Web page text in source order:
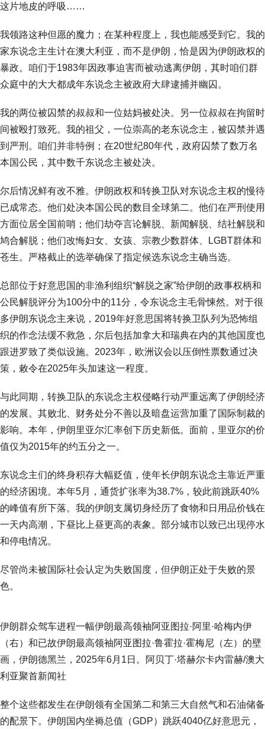
这片地皮的呼吸……
我领路这种但愿的魔力；在某种程度上，我也能感受到它。我的
家东说念主生计在澳大利亚，而不是伊朗，恰是因为伊朗政权的
暴政。咱们于1983年因政事迫害而被动逃离伊朗，其时咱们群
众庭中的大大都成年东说念主被政府大肆逮捕并幽囚。
我的两位被囚禁的叔叔和一位姑妈被处决。另一位叔叔在拘留时
间被殴打致死。我的祖父，一位崇高的老东说念主，被囚禁并遇
到严刑。咱们并非特例；在20世纪80年代，政府囚禁了数万名
本国公民，其中数千东说念主被处决。
尔后情况鲜有改不雅。伊朗政权和转换卫队对东说念主权的慢待
已成常态。他们处决本国公民的数目全球第二。他们在严刑使用
方面位居全国前哨；他们劫夺言论解脱、新闻解脱、结社解脱和
鸠合解脱；他们改悔妇女、女孩、宗教少数群体、LGBT群体和
苍生。严格截止的选举确保了指定候选东说念主确当选。
总部位于好意思国的非渔利组织“解脱之家”给伊朗的政事权柄和
公民解脱评分为100分中的11分，令东说念主毛骨悚然。对于很
多伊朗东说念主来说，2019年好意思国将转换卫队列为恐怖组
织的作念法缓不救急，尔后包括加拿大和瑞典在内的其他国度也
跟进罗致了类似设施。2023年，欧洲议会以压倒性票数通过决
策，敕令在2025年头加速这一程度。
与此同期，转换卫队的东说念主权侵略行动严重远离了伊朗经济
的发展。其败北、财务处分不善以及暗盘运营加重了国际制裁的
影响。本年，伊朗里亚尔汇率创下历史新低。面前，里亚尔的价
值仅为2015年的约五分之一。
东说念主们的终身积存大幅贬值，使年长伊朗东说念主靠近严重
的经济困境。本年5月，通货扩张率为38.7%，较此前跳跃40%
的峰值有所下落。我的伊朗支属切身经历了食物和日用品价钱在
一天内高潮，下昼比上昼更高的表象。部分城市以致已出现停水
和停电情况。
尽管尚未被国际社会认定为失败国度，但伊朗正处于失败的景
色。
伊朗群众驾车进程一幅伊朗最高领袖阿亚图拉·阿里·哈梅内伊
（右）和已故伊朗最高领袖阿亚图拉·鲁霍拉·霍梅尼（左）的壁
画，伊朗德黑兰，2025年6月1日。阿贝丁·塔赫尔卡内雷赫/澳大
利亚聚首新闻社
整个这些都发生在伊朗领有全国第二和第三大自然气和石油储备
的配景下。伊朗国内坐褥总值（GDP）跳跃4040亿好意思元，